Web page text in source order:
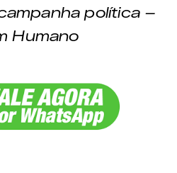
política –
Humano